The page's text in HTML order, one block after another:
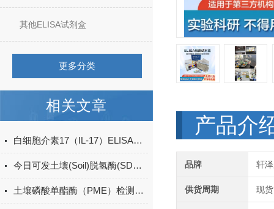
其他ELISA试剂盒
更多分类
相关文章
白细胞介素17（IL-17）ELISA试剂盒的特点及优势
今日可发土壤(Soil)脱氢酶(SDHA)ELISA检测试剂盒＠科研
土壤磷酸单酯酶（PME）检测试剂盒现货
产品介
品牌 轩
供货周期 现货